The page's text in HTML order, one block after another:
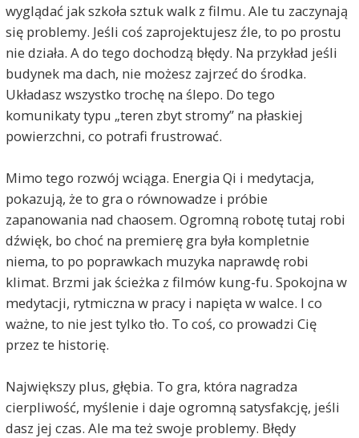
wyglądać jak szkoła sztuk walk z filmu. Ale tu zaczynają
się problemy. Jeśli coś zaprojektujesz źle, to po prostu
nie działa. A do tego dochodzą błędy. Na przykład jeśli
budynek ma dach, nie możesz zajrzeć do środka.
Układasz wszystko trochę na ślepo. Do tego
komunikaty typu „teren zbyt stromy” na płaskiej
powierzchni, co potrafi frustrować.
Mimo tego rozwój wciąga. Energia Qi i medytacja,
pokazują, że to gra o równowadze i próbie
zapanowania nad chaosem. Ogromną robotę tutaj robi
dźwięk, bo choć na premierę gra była kompletnie
niema, to po poprawkach muzyka naprawdę robi
klimat. Brzmi jak ścieżka z filmów kung-fu. Spokojna w
medytacji, rytmiczna w pracy i napięta w walce. I co
ważne, to nie jest tylko tło. To coś, co prowadzi Cię
przez te historię.
Największy plus, głębia. To gra, która nagradza
cierpliwość, myślenie i daje ogromną satysfakcję, jeśli
dasz jej czas. Ale ma też swoje problemy. Błędy